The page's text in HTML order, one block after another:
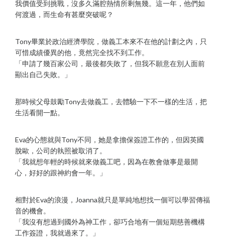
我價值受到挑戰，沒多久滿腔熱情所剩無幾。這一年，他們如
何渡過，而生命有甚麼突破呢？
Tony畢業於政治經濟學院，做義工本來不在他的計劃之內，只
可惜成績優異的他，竟然完全找不到工作。
「申請了幾百家公司，最後都失敗了，但我不願意在別人面前
顯出自己失敗。」
那時候父母鼓勵Tony去做義工，去體驗一下不一樣的生活，把
生活看開一點。
Eva的心態就與Tony不同，她是拿擔保簽證工作的，但因英國
脫歐，公司的執照被取消了。
「我就想年輕的時候就來做義工吧，因為在教會做事是最開
心，好好的跟神約會一年。」
相對於Eva的浪漫，Joanna就只是單純地想找一個可以學習傳福
音的機會。
「我沒有想過到國外為神工作，卻巧合地有一個短期慈善機構
工作簽證，我就過來了。」